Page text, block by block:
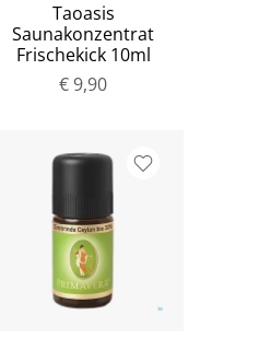
Taoasis
Saunakonzentrat
Frischekick 10ml
€ 9,90